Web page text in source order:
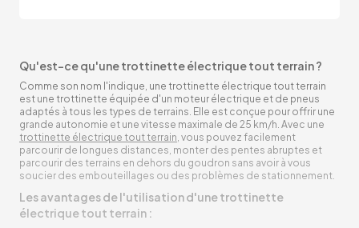
Qu'est-ce qu'une trottinette électrique tout terrain ?
Comme son nom l'indique, une trottinette électrique tout terrain
est une trottinette équipée d'un moteur électrique et de pneus
adaptés à tous les types de terrains. Elle est conçue pour offrir une
grande autonomie et une vitesse maximale de 25 km/h. Avec une
trottinette électrique tout terrain, vous pouvez facilement
parcourir de longues distances, monter des pentes abruptes et
parcourir des terrains en dehors du goudron sans avoir à vous
soucier des embouteillages ou des problèmes de stationnement.
Les avantages de l'utilisation d'une trottinette
électrique tout terrain :